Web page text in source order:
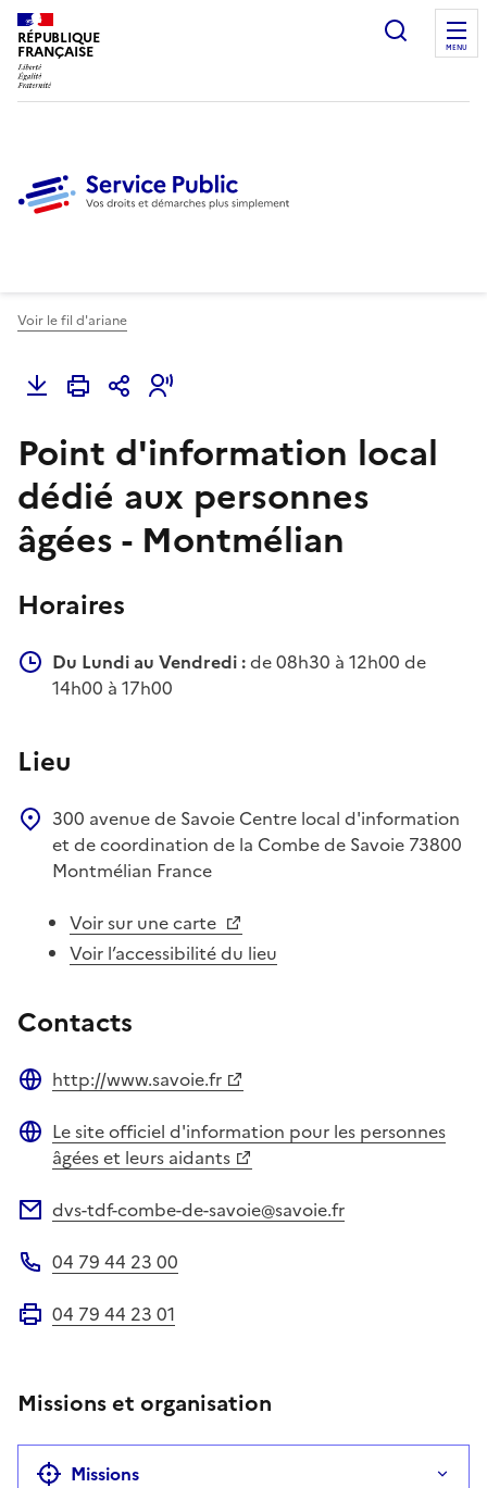
RÉPUBLIQUE
FRANÇAISE
Ouvrir
MENU
Voir le fil d'ariane
Point d'information local
dédié aux personnes
âgées - Montmélian
Horaires
Du Lundi au Vendredi :de 08h30 à 12h00 de
14h00 à 17h00
Lieu
300 avenue de Savoie Centre local d'information
et de coordination de la Combe de Savoie 73800
Montmélian France
Voir sur une carte
Voir l’accessibilité du lieu
Contacts
http://www.savoie.fr
Site web
Le site officiel d'information pour les personnes
âgées et leurs aidants
dvs-tdf-combe-de-savoie@savoie.fr
04 79 44 23 00
04 79 44 23 01
Missions et organisation
Missions